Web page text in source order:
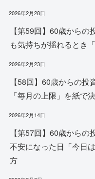
2026年2月28日
【第59回】60歳から
も気持ちが揺れるとき
2026年2月23日
【58回】60歳からの
「毎月の上限」を紙で
2026年2月14日
【第57回】60歳から
不安になった日「今日
方